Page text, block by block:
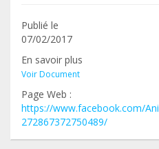
Publié le
07/02/2017
En savoir plus
Voir Document
Page Web :
https://www.facebook.com/
272867372750489/